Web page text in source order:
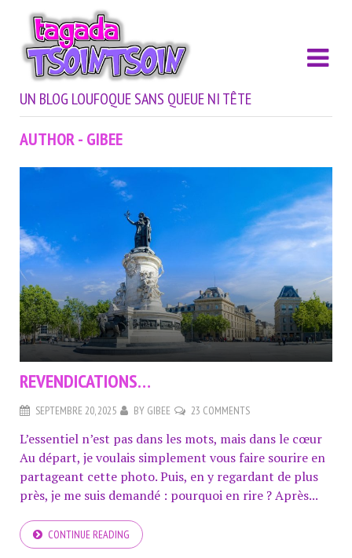
UN BLOG LOUFOQUE SANS QUEUE NI TÊTE
AUTHOR - GIBEE
REVENDICATIONS…
SEPTEMBRE 20, 2025 BY GIBEE 23 COMMENTS
L’essentiel n’est pas dans les mots, mais dans le cœur
Au départ, je voulais simplement vous faire sourire en
partageant cette photo. Puis, en y regardant de plus
près, je me suis demandé : pourquoi en rire ? Après...
CONTINUE READING